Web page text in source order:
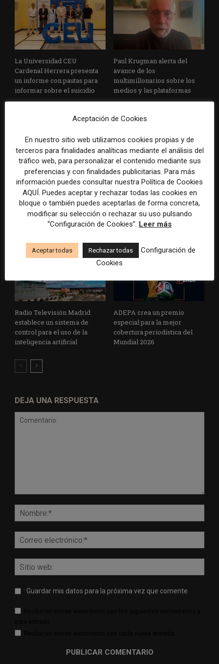
La Universidad CEU
Cardenal Herrera presenta
un informe con pautas para
informar sobre el suicidio
Paul Krugman alerta del
avance de los
multimillonarios sobre los
medios y las plataformas
La Marea cierra 2025 con
superávit, pero su
cooperativa pierde 38.542
euros
El Premio Gabo 2026
reconoce cinco historias de
Brasil, España y El Salvador
sobre el poder, la memoria y
la violencia
Radio Televisión Madrid
establece un sistema de
control para el uso de la
inteligencia artificial
ADEPA crea un premio
especial para la mejor
cobertura periodística del
Mundial 2026
DEJA UNA RESPUESTA
web:
Guardar mis datos para la próxima vez que comente
Aceptación de Cookies
En nuestro sitio web utilizamos cookies propias y de
terceros para finalidades analíticas mediante el análisis del
tráfico web, para personalizar el contenido mediante sus
preferencias y con finalidades publicitarias. Para más
información puedes consultar nuestra Política de Cookies
AQUÍ. Puedes aceptar y rechazar todas las cookies en
bloque o también puedes aceptarlas de forma concreta,
modificar su selección o rechazar su uso pulsando
“Configuración de Cookies”. Leer más
Aceptar todas Rechazar todas
Configuración de
Cookies